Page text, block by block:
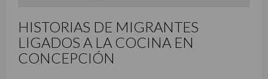
HISTORIAS DE MIGRANTES
LIGADOS A LA COCINA EN
CONCEPCIÓN